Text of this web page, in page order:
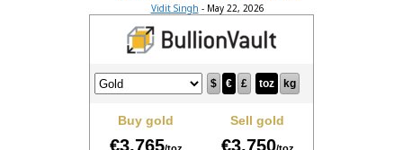
Vidit Singh - May 22, 2026